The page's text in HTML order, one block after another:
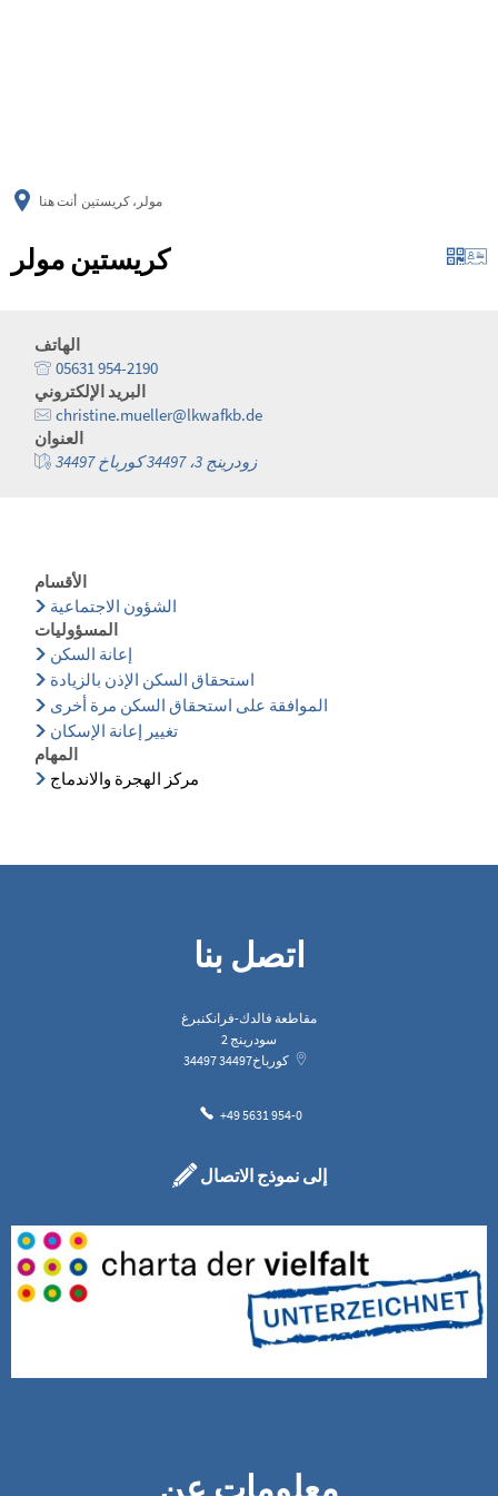
أنت هنا مولر، كريستين
كريستين مولر
الهاتف
05631 954-2190
البريد الإلكتروني
christine.mueller@lkwafkb.de
العنوان
زودرينج 3، 34497 كورباخ 34497
الأقسام
الشؤون الاجتماعية
المسؤوليات
إعانة السكن
استحقاق السكن الإذن بالزيادة
الموافقة على استحقاق السكن مرة أخرى
تغيير إعانة الإسكان
المهام
مركز الهجرة والاندماج
اتصل بنا
مقاطعة فالدك-فرانكنبرغ
سودرينج 2
34497
كورباخ34497
+49 5631 954-0
إلى نموذج الاتصال